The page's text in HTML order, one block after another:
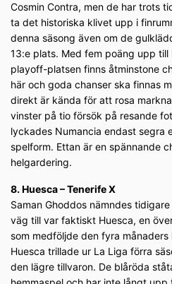
Cosmin Contra, men de har trots
ta det historiska klivet upp i
denna säsong även om de
13:e plats. Med fem poäng upp till
playoff-platsen finns åtminstone
här och goda chanser ska finnas
direkt är kända för att rosa
vinster på tio försök på resande
lyckades Numancia endast segra
spelform. Ettan är en spännande
helgardering.
8. Huesca – Tenerife X
Saman Ghoddos nämndes
väg till var faktiskt Huesca, en
som medföljde den fyra
Huesca trillade ur La Liga förra
den lägre tillvaron. De blåröda